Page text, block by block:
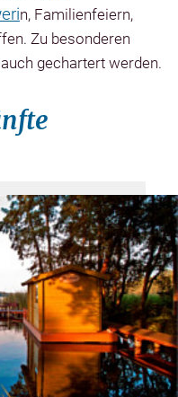
n, Familienfeiern,
Zu besonderen
gechartert werden.